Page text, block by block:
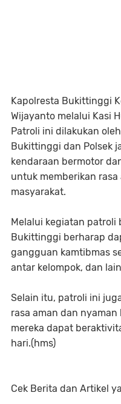
Kapolresta Bukittinggi
Wijayanto melalui Kasi
Patroli ini dilakukan
Bukittinggi dan Polsek
kendaraan bermotor
untuk memberikan
masyarakat.
Melalui kegiatan patroli
Bukittinggi berharap
gangguan kamtibmas
antar kelompok, dan
Selain itu, patroli ini
rasa aman dan
mereka dapat
hari.(hms)
Cek Berita dan Artikel